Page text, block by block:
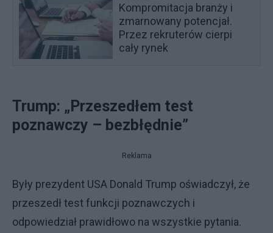
Kompromitacja branży i
zmarnowany potencjał.
Przez rekruterów cierpi
cały rynek
Trump: „Przeszedłem test
poznawczy – bezbłędnie”
Reklama
Były prezydent USA Donald Trump oświadczył, że
przeszedł test funkcji poznawczych i
odpowiedział prawidłowo na wszystkie pytania.